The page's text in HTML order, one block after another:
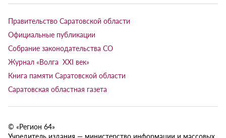
Правительство Саратовской области
Официальные публикации
Собрание законодательства СО
Журнал «Волга XXI век»
Книга памяти Саратовской области
Саратовская областная газета
© «Регион 64»
Учредитель издания — министерство информации и массовых